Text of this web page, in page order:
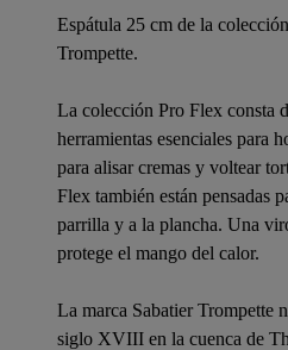
Espátula 25 cm de la
Trompette.
La colección Pro Flex consta
herramientas esenciales para
para alisar cremas y voltear
Flex también están pensadas
parrilla y a la plancha. Una
protege el mango del calor.
La marca Sabatier Trompette
siglo XVIII en la cuenca de